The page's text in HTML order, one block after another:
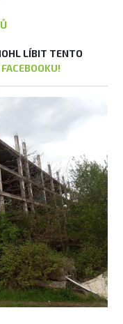
LÍBIT TENTO